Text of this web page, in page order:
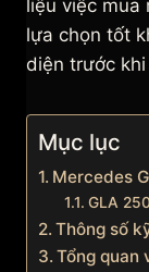
liệu việc mua
lựa chọn tốt
diện trước
Mục lục
Mercedes
GLA
Thông số
Tổng quan